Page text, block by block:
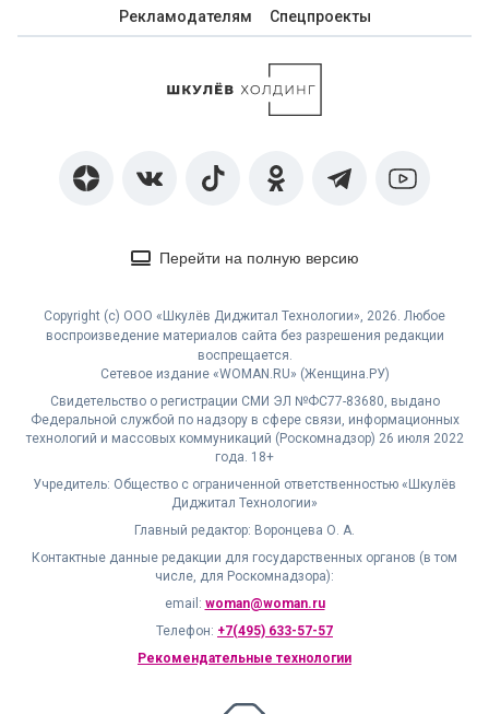
Рекламодателям
Спецпроекты
Перейти на полную версию
Copyright (с) ООО «Шкулёв Диджитал Технологии», 2026. Любое
воспроизведение материалов сайта без разрешения редакции
воспрещается.
Сетевое издание «WOMAN.RU» (Женщина.РУ)
Свидетельство о регистрации СМИ ЭЛ №ФС77-83680, выдано
Федеральной службой по надзору в сфере связи, информационных
технологий и массовых коммуникаций (Роскомнадзор) 26 июля 2022
года. 18+
Учредитель: Общество с ограниченной ответственностью «Шкулёв
Диджитал Технологии»
Главный редактор: Воронцева О. А.
Контактные данные редакции для государственных органов (в том
числе, для Роскомнадзора):
email: woman@woman.ru
Телефон: +7(495) 633-57-57
Рекомендательные технологии